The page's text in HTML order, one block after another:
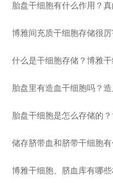
胎盘干细胞有什么作用？
博雅间充质干细胞存储很
什么是干细胞存储？博雅
胎盘里有造血干细胞吗？
胎盘干细胞是怎么存储的
储存脐带血和脐带干细胞
博雅干细胞、脐血库有哪